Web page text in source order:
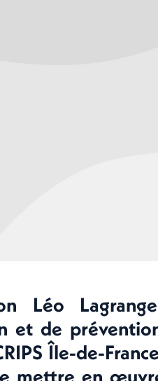
Léo
et de
Île-de-
mettre en